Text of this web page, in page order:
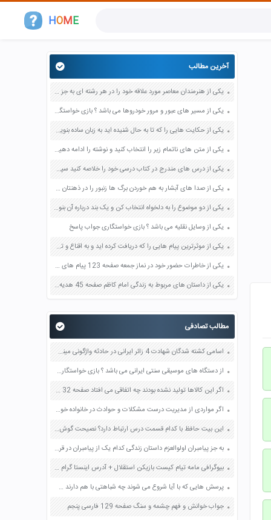
HOME
آخرین مطالب
یکی از هنرمندان معاصر مورد علاقه خود را در هر رشته ای به جز عکاسی صفحه 69 فرهنگ و هنر نهم
یکی از مسیر های عبور و مرور خودروها می باشد ؟ بازی خواستگاری جواب پاسخ
یکی از حکایت هایی را که تا به حال شنیده اید به زبان ساده بنویسید صفحه 97 نگارش ششم دبستان
یکی از متن های ناتمام زیر را انتخاب کنید و نوشته را ادامه دهید صفحه 73 و 74 کتاب نگارش فارسی پنجم دبستان
یکی از درس های مندرج در کتاب درسی خود را خلاصه کنید سپس متن خلاصه شده را با بهره گیری از روش های دسته بندی نمودار جدول نقشه مفهومی نشان دهید صفحه 118 نگارش یازدهم
یکی از صدا های آبشار به هم خوردن برگ ها زنبور را در ذهنتان مجسم کنید و درباره آن یک بند بنویسید صفحه 11 نگارش پنجم
یکی از دو موضوع را به دلخواه انتخاب کن و یک بند درباره آن بنویس صفحه 35 کتاب نگارش فارسی سوم
یکی از وسایل نقلیه می باشد ؟ بازی خواستگاری جواب پاسخ
یکی از موثرترین پیام هایی را که دریافت کرده اید و به اقناع و تغییری جدی در شما منجر شده است برسی کنید و علت این تاثیر گذاری قابل توجه را بنویسید صفحه 52 تفکر و سواد رسانه ای دهم
یکی از خاطرات حضور خود در نماز جمعه صفحه 123 پیام های آسمان هفتم
یکی از داستان های مربوط به زندگی امام کاظم صفحه 45 هدیه های آسمان چهارم
مطالب تصادفی
اسامی کشته شدگان شهادت 4 زائر ایرانی در حادثه واژگونی مینی بوس + ماجرای علت تصادف
از دستگاه های موسیقی سنتی ایرانی می باشد ؟ بازی خواستگاری جواب پاسخ
اگر این کالاها تولید نشده بودند چه اتفاقی می افتاد صفحه 32 مطالعات اجتماعی هفتم
اگر مواردی از مدیریت درست مشکلات و حوادث در خانواده خود یا خویشان و آشنایان سراغ دارید در کلاس بیان کنید صفحه 139 مطالعات اجتماعی نهم
این بیت حافظ با کدام قسمت درس ارتباط دارد؟ نصیحت گوش کن جانا که از جان دوست تر دارند جوانان سعادتمند پند پیر دانا را صفحه 121 فارسی هشتم
به جز پیامبران اولوالعزم داستان زندگی کدام یک از پیامبران در قرآن آمده است ؟ صفحه 17 کتاب هدیه های آسمانی ششم
بیوگرافی مامه تیام کیست بازیکن استقلال + آدرس اینستا گرام ویکی پدیا
پرسش هایی که با آیا شروع می شوند چه شباهتی با هم دارند صفحه 44 تفکر و پژوهش ششم
جواب خوانش و فهم چشمه و سنگ صفحه 129 فارسی پنجم